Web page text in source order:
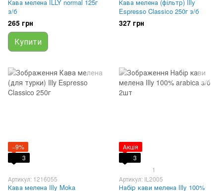
Кава мелена ILLY normal 125г
з/б
265 грн
Купити
Кава мелена (фільтр) Illy
Espresso Classico 250г з/б
327 грн
−9%
3
Артикул: 1216055
Кава мелена Illy Moka
Акція
3
1
Артикул: IL2005
Набір кави мелена Illy 100%